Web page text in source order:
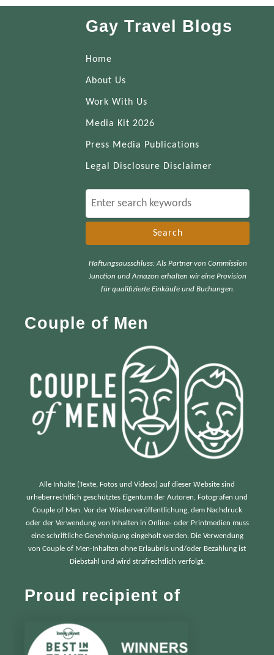
Gay Travel Blogs
Home
About Us
Work With Us
Media Kit 2026
Press Media Publications
Legal Disclosure Disclaimer
e
cHaftungsausschluss: Als Partner von Commission
Junction und Amazon erhalten wir eine Provision
für qualifizierte Einkäufe und Buchungen.
Couple of Men
Alle Inhalte (Texte, Fotos und Videos) auf dieser Website sind
urheberrechtlich geschütztes Eigentum der Autoren, Fotografen und
Couple of Men. Vor der Wiederveröffentlichung, dem Nachdruck
oder der Verwendung von Inhalten in Online- oder Printmedien muss
eine schriftliche Genehmigung eingeholt werden. Die Verwendung
von Couple of Men-Inhalten ohne Erlaubnis und/oder Bezahlung ist
Diebstahl und wird strafrechtlich verfolgt.
Proud recipient of